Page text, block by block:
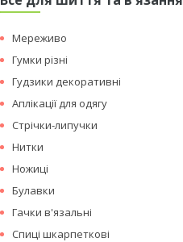
Мереживо
Гумки різні
Гудзики декоративні
Аплікації для одягу
Стрічки-липучки
Нитки
Ножиці
Булавки
Гачки в'язальні
Спиці шкарпеткові